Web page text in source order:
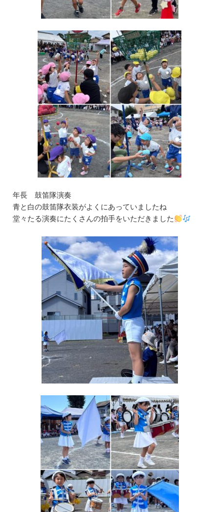
年長 鼓笛隊演奏
青と白の鼓笛隊衣装がよくにあっていましたね
堂々たる演奏にたくさんの拍手をいただきました